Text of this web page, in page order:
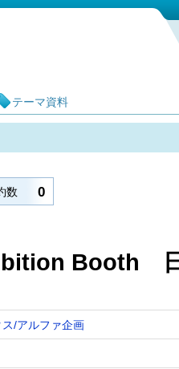
予約システム
テーマ資料
数 0
Booth 日
/アルファ企画